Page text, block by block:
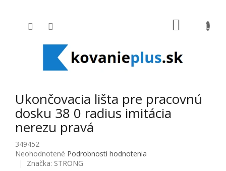
Ukončovacia lišta pre pracovnú
dosku 38 0 radius imitácia
nerezu pravá
349452
Priemerné hodnotenie produktu je 0,0 z 5 hviezdičiek.
Neohodnotené Podrobnosti hodnotenia
Značka: STRONG